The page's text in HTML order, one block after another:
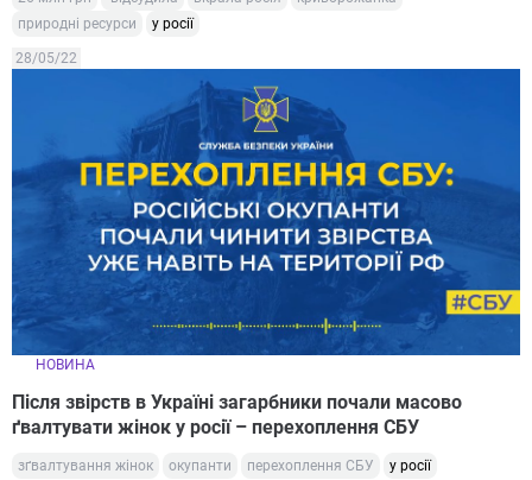
природні ресурси
у росії
28/05/22
НОВИНА
Після звірств в Україні загарбники почали масово
ґвалтувати жінок у росії – перехоплення СБУ
зґвалтування жінок окупанти перехоплення СБУ у росії